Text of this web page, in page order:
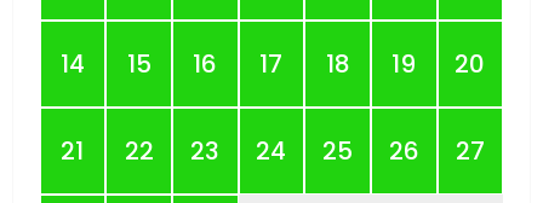
14 15 16 17 18 19 20
21 22 23 24 25 26 27